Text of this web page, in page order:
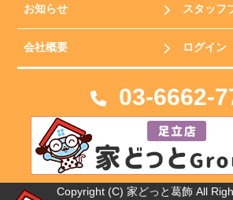
お知らせ スタッフ
会社概要 ログイン
03-6662-
Copyright (C) 家どっと葛飾 All